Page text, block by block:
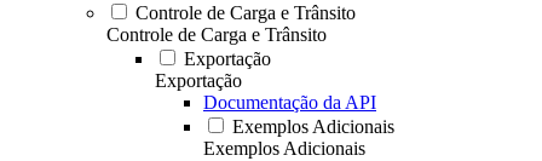
Controle de Carga e Trânsito
Controle de Carga e Trânsito
Exportação
Exportação
Documentação da API
Exemplos Adicionais
Exemplos Adicionais